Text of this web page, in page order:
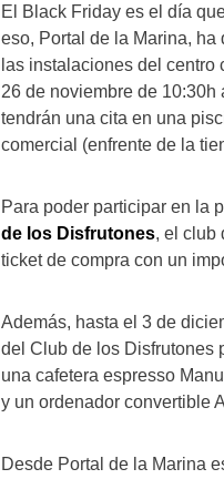
El Black Friday es el día
eso, Portal de la Marina,
las instalaciones del
26 de noviembre de
tendrán una cita en una
comercial (enfrente de la
Para poder participar en la
de los Disfrutones, el club
ticket de compra con un
Además, hasta el 3 de
del Club de los Disfrutones
una cafetera espresso
y un ordenador convertible
Desde Portal de la Marina